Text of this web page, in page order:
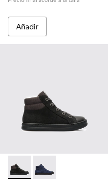
Añadir
Runner - K900128-003 - Black
Runner - K900128-004